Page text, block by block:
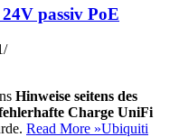
passiv PoE
Hinweise seitens des
Charge UniFi
Read More »Ubiquiti